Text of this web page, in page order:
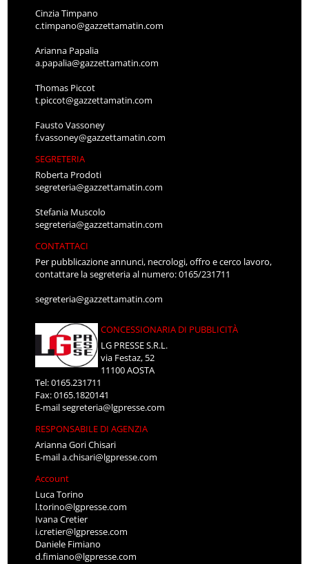
Cinzia Timpano
c.timpano@gazzettamatin.com
Arianna Papalia
a.papalia@gazzettamatin.com
Thomas Piccot
t.piccot@gazzettamatin.com
Fausto Vassoney
f.vassoney@gazzettamatin.com
SEGRETERIA
Roberta Prodoti
segreteria@gazzettamatin.com
Stefania Muscolo
segreteria@gazzettamatin.com
CONTATTACI
Per pubblicazione annunci, necrologi, offro e cerco lavoro,
contattare la segreteria al numero: 0165/231711
segreteria@gazzettamatin.com
CONCESSIONARIA DI PUBBLICITÀ
LG PRESSE S.R.L.
via Festaz, 52
11100 AOSTA
Tel: 0165.231711
Fax: 0165.1820141
E-mailsegreteria@lgpresse.com
RESPONSABILE DI AGENZIA
Arianna Gori Chisari
E-maila.chisari@lgpresse.com
Account
Luca Torino
l.torino@lgpresse.com
Ivana Cretier
i.cretier@lgpresse.com
Daniele Fimiano
d.fimiano@lgpresse.com